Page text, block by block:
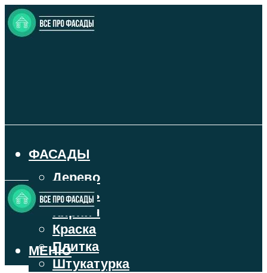
ФАСАДЫ
Дерево
Камень
Кирпич
Краска
Плитка
Штукатурка
МЕНЮ